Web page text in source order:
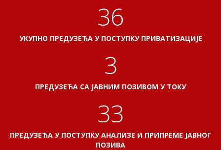
41
УКУПНО ПРЕДУЗЕЋА У ПОСТУПКУ ПРИВАТИЗАЦИЈЕ
3
ПРЕДУЗЕЋА СА ЈАВНИМ ПОЗИВОМ У ТОКУ
38
ПРЕДУЗЕЋА У ПОСТУПКУ АНАЛИЗЕ И ПРИПРЕМЕ ЈАВНОГ
ПОЗИВА